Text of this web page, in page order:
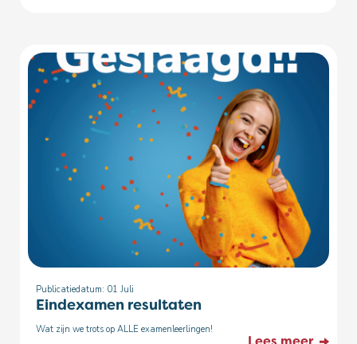
Publicatiedatum: 01 Juli
Eindexamen resultaten
Wat zijn we trots op ALLE examenleerlingen!